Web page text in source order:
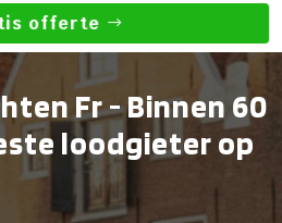
offerte
Fr - Binnen 60
loodgieter op